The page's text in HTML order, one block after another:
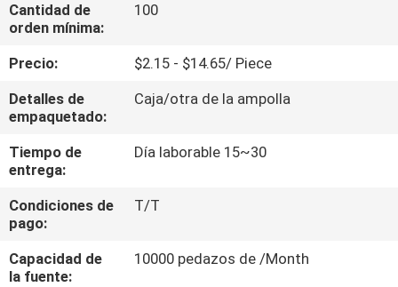
DE
CALIDAD
ÉNTRENOS
EN
CONTACTO
CON
Cantidad de
orden mínima:
100
Precio:
$2.15 - $14.65/ Piece
Detalles de
empaquetado:
Caja/otra de la ampolla
Tiempo de
entrega:
Día laborable 15~30
Condiciones de
pago:
T/T
Capacidad de
la fuente:
10000 pedazos de /Month